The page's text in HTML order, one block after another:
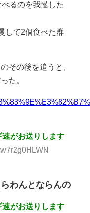
るのを我慢した
して2個食べた群
その後を追うと、
た。
速がお送りします
わんとならんの
速がお送りします